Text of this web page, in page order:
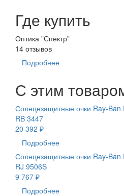
Где купить
Оптика "Спектр"
14 отзывов
Подробнее
С этим
Солнцезащитные очки Ray-Ban
RB 3447
20 392 ₽
Подробнее
Солнцезащитные очки Ray-Ban
RJ 9506S
9 767 ₽
Подробнее